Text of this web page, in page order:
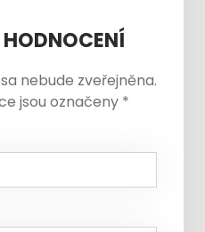
nebude zveřejněna.
jsou označeny *